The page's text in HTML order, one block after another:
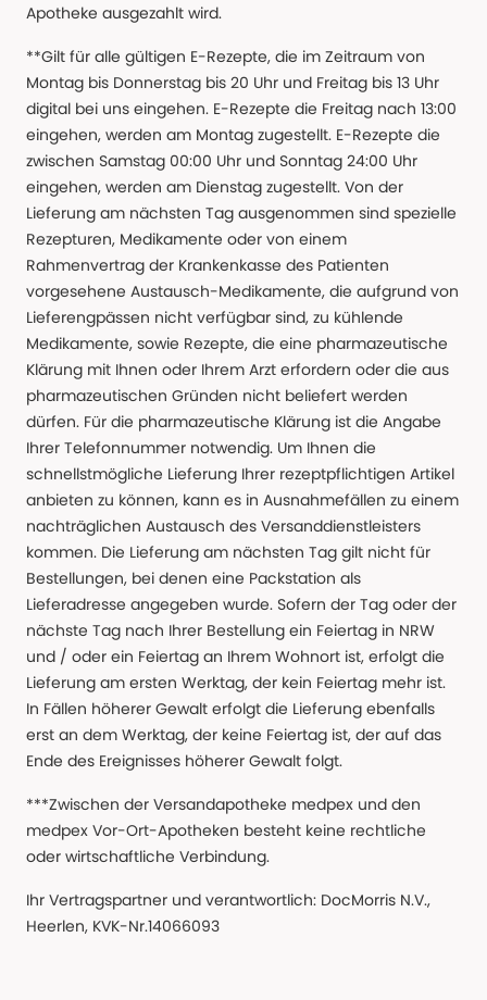
Apotheke ausgezahlt wird.
**Gilt für alle gültigen E-Rezepte, die im Zeitraum von
Montag bis Donnerstag bis 20 Uhr und Freitag bis 13 Uhr
digital bei uns eingehen. E-Rezepte die Freitag nach 13:00
eingehen, werden am Montag zugestellt. E-Rezepte die
zwischen Samstag 00:00 Uhr und Sonntag 24:00 Uhr
eingehen, werden am Dienstag zugestellt. Von der
Lieferung am nächsten Tag ausgenommen sind spezielle
Rezepturen, Medikamente oder von einem
Rahmenvertrag der Krankenkasse des Patienten
vorgesehene Austausch-Medikamente, die aufgrund von
Lieferengpässen nicht verfügbar sind, zu kühlende
Medikamente, sowie Rezepte, die eine pharmazeutische
Klärung mit Ihnen oder Ihrem Arzt erfordern oder die aus
pharmazeutischen Gründen nicht beliefert werden
dürfen. Für die pharmazeutische Klärung ist die Angabe
Ihrer Telefonnummer notwendig. Um Ihnen die
schnellstmögliche Lieferung Ihrer rezeptpflichtigen Artikel
anbieten zu können, kann es in Ausnahmefällen zu einem
nachträglichen Austausch des Versanddienstleisters
kommen. Die Lieferung am nächsten Tag gilt nicht für
Bestellungen, bei denen eine Packstation als
Lieferadresse angegeben wurde. Sofern der Tag oder der
nächste Tag nach Ihrer Bestellung ein Feiertag in NRW
und / oder ein Feiertag an Ihrem Wohnort ist, erfolgt die
Lieferung am ersten Werktag, der kein Feiertag mehr ist.
In Fällen höherer Gewalt erfolgt die Lieferung ebenfalls
erst an dem Werktag, der keine Feiertag ist, der auf das
Ende des Ereignisses höherer Gewalt folgt.
***Zwischen der Versandapotheke medpex und den
medpex Vor-Ort-Apotheken besteht keine rechtliche
oder wirtschaftliche Verbindung.
Ihr Vertragspartner und verantwortlich: DocMorris N.V.,
Heerlen, KVK-Nr.14066093